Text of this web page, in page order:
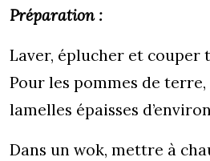
Préparation :
Laver, éplucher et couper
Pour les pommes de
lamelles épaisses
Dans un wok, mettre à